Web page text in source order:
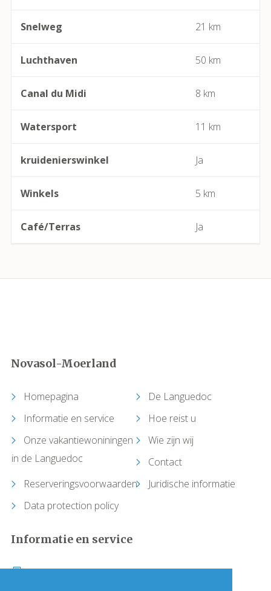
Béziers
Bize-Minervois
Boujan-sur-Libron
Boutenac
Cabrerolles
Cailhau
Camprafaud (Ferrières-Poussarou)
Castelnau-de-Guers
Caunes-Minervois
Causses-et-Veyran
Snelweg 21 km
Luchthaven 50 km
Canal du Midi 8 km
Watersport 11 km
kruidenierswinkel Ja
Winkels 5 km
Café/Terras Ja
Novasol-Moerland
Homepagina
De Languedoc
Informatie en service
Hoe reist u
Onze vakantiewoniningen
in de Languedoc
Wie zijn wij
Contact
Reserveringsvoorwaarden
Juridische informatie
Data protection policy
Informatie en service
Bel +33 (0)1 64 17 36 00